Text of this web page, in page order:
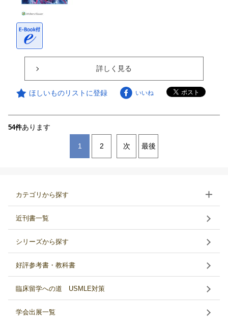
詳しく見る
ほしいものリストに登録 いいね
54件あります
1 2 次 最後
カテゴリから探す
近刊書一覧
シリーズから探す
好評参考書・教科書
臨床留学への道 USMLE対策
学会出展一覧